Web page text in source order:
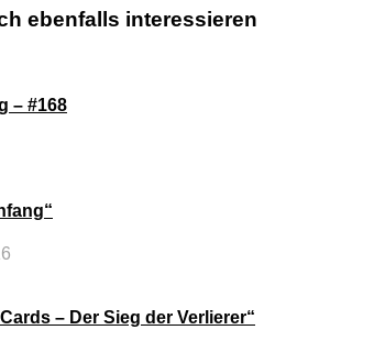
ebenfalls interessieren
– #168
– Der Sieg der Verlierer“